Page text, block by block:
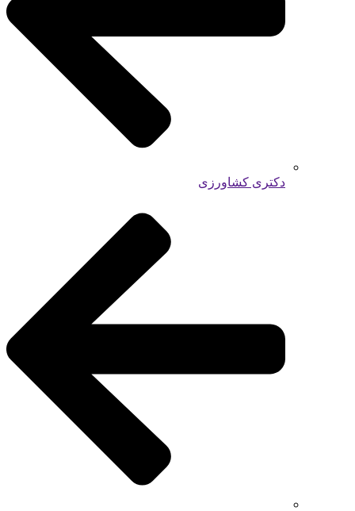
دکتری کشاورزی